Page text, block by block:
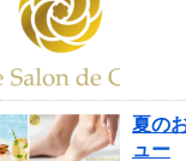
夏の
ュー